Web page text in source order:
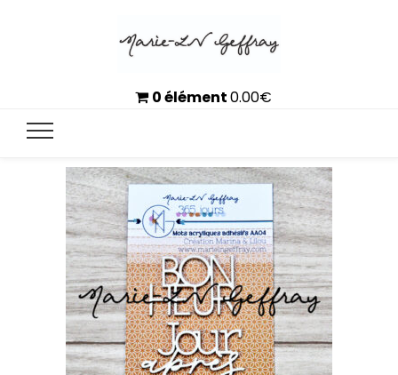
0 élément0.00€